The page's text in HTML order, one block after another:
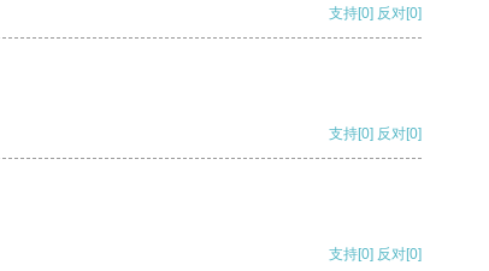
支持[0] 反对[0]
支持[0] 反对[0]
支持[0] 反对[0]